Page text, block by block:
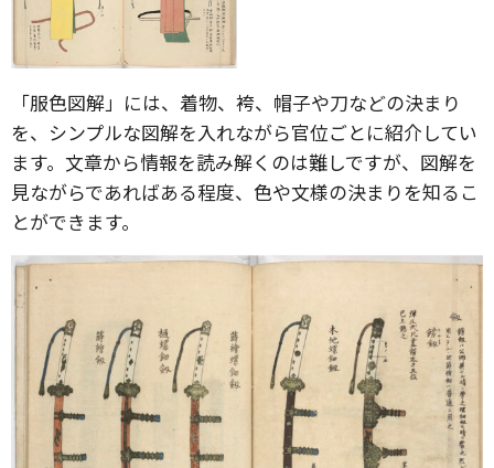
「服色図解」には、着物、袴、帽子や刀などの決まり
を、シンプルな図解を入れながら官位ごとに紹介してい
ます。文章から情報を読み解くのは難しですが、図解を
見ながらであればある程度、色や文様の決まりを知るこ
とができます。